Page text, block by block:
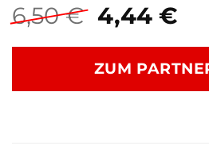
6,50€
Preis
war:
6,50 €
4,44 €
ZUM